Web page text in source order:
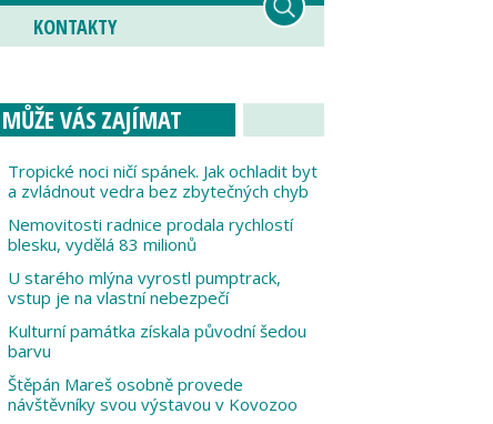
KONTAKTY
MŮŽE VÁS ZAJÍMAT
Tropické noci ničí spánek. Jak ochladit byt
a zvládnout vedra bez zbytečných chyb
Nemovitosti radnice prodala rychlostí
blesku, vydělá 83 milionů
U starého mlýna vyrostl pumptrack,
vstup je na vlastní nebezpečí
Kulturní památka získala původní šedou
barvu
Štěpán Mareš osobně provede
návštěvníky svou výstavou v Kovozoo